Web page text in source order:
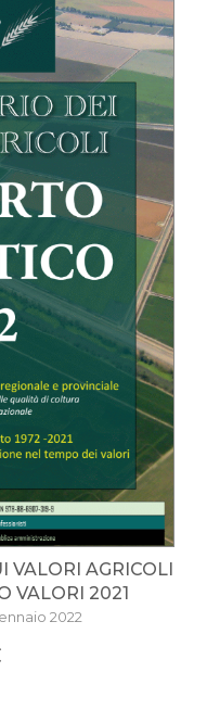
VALORI AGRICOLI
VALORI 2021
2022